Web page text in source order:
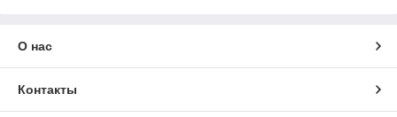
О нас
Контакты